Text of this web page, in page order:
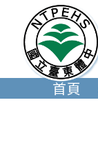
內
首頁